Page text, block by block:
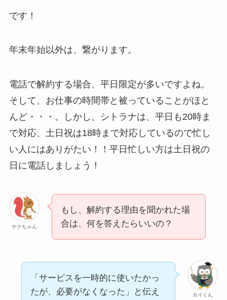
です！
年末年始以外は、繋がります。
電話で解約する場合、平日限定が多いですよね。
そして、お仕事の時間帯と被っていることがほと
んど・・・。しかし、シトラナは、平日も20時ま
で対応、土日祝は18時まで対応しているので忙し
い人にはありがたい！！平日忙しい方は土日祝の
日に電話しましょう！
ヤクちゃん
もし、解約する理由を聞かれた場
合は、何を答えたらいいの？
カイくん
「サービスを一時的に使いたかっ
たが、必要がなくなった」と伝え